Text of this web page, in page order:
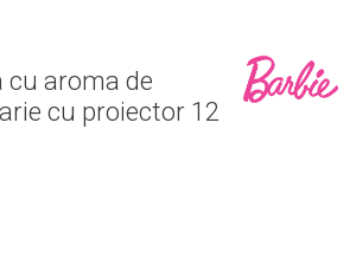
cu aroma de
cu proiector 12